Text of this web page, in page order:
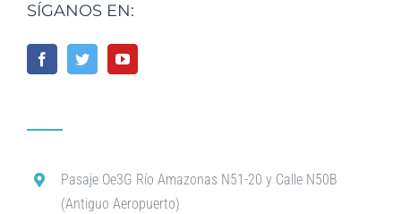
SÍGANOS EN:
Pasaje Oe3G Río Amazonas N51-20 y Calle N50B
(Antiguo Aeropuerto)